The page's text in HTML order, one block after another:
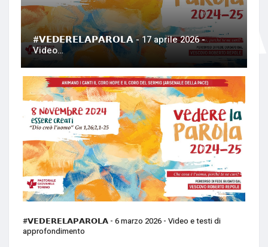
#𝗩𝗘𝗗𝗘𝗥𝗘𝗟𝗔𝗣𝗔𝗥𝗢𝗟𝗔 - 17 aprile 2026 -
Video…
#𝗩𝗘𝗗𝗘𝗥𝗘𝗟𝗔𝗣𝗔𝗥𝗢𝗟𝗔 - 6 marzo 2026 - Video e testi di
approfondimento